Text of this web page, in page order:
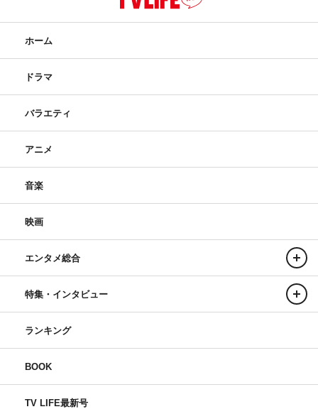
ホーム
ドラマ
バラエティ
アニメ
音楽
映画
エンタメ総合
特集・インタビュー
ランキング
BOOK
TV LIFE最新号